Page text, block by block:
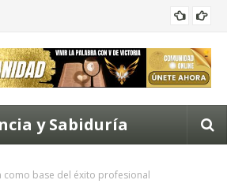
FINANCIERAS
y Sabiduría
como base del éxito profesional